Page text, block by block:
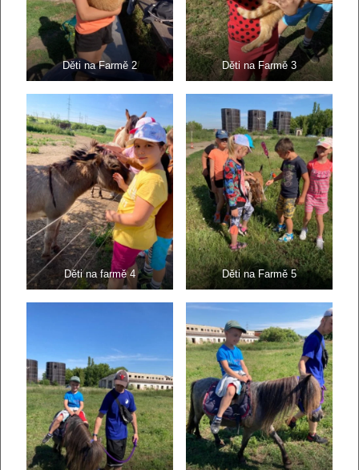
Děti na Farmě 2 Děti na Farmě 3
Děti na farmě 4 Děti na Farmě 5